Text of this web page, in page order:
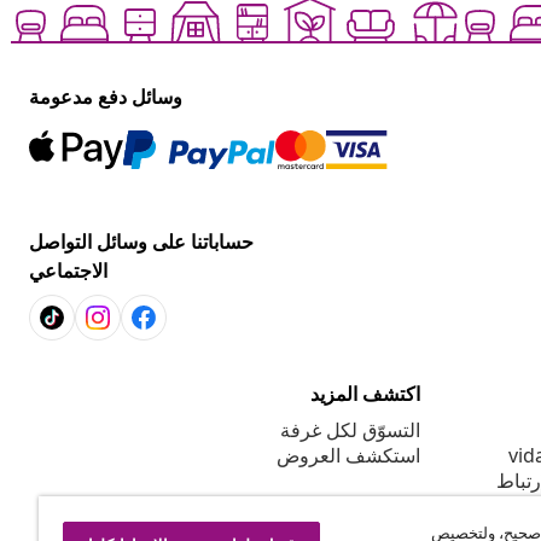
وسائل دفع مدعومة
حساباتنا على وسائل التواصل
الاجتماعي
اكتشف المزيد
التسوّق لكل غرفة
استكشف العروض
صحيح، ولتخصيص